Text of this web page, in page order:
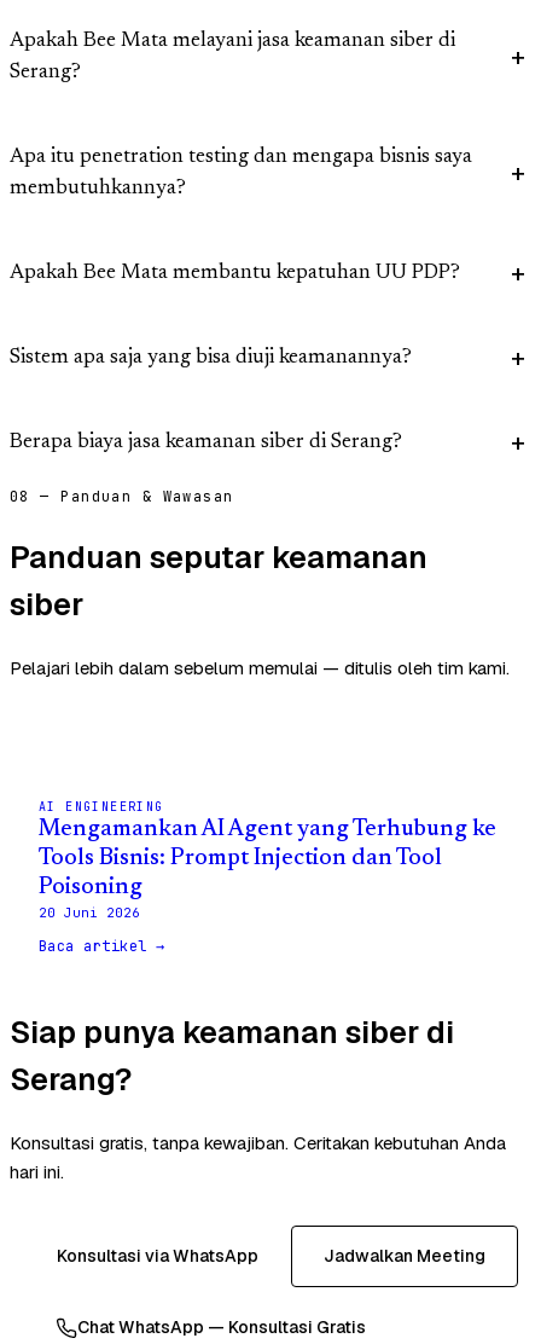
Apakah Bee Mata melayani jasa keamanan siber di
Serang?
Apa itu penetration testing dan mengapa bisnis saya
membutuhkannya?
Apakah Bee Mata membantu kepatuhan UU PDP?
Sistem apa saja yang bisa diuji keamanannya?
Berapa biaya jasa keamanan siber di Serang?
08 — Panduan & Wawasan
Panduan seputar keamanan
siber
Pelajari lebih dalam sebelum memulai — ditulis oleh tim kami.
AI ENGINEERING
Mengamankan AI Agent yang Terhubung ke
Tools Bisnis: Prompt Injection dan Tool
Poisoning
20 Juni 2026
Baca artikel →
Siap punya keamanan siber di
Serang?
Konsultasi gratis, tanpa kewajiban. Ceritakan kebutuhan Anda
hari ini.
Konsultasi via WhatsApp Jadwalkan Meeting
Chat WhatsApp — Konsultasi Gratis